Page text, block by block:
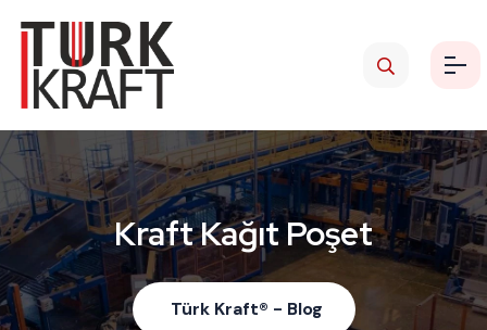
Kraft Kağıt Poşet
Türk Kraft® - Blog